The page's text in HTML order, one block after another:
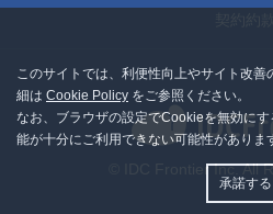
このサイトでは、利便性向上やサイト改
細は Cookie Policy をご参照ください。
なお、ブラウザの設定でCookieを無効に
能が十分にご利用できない可能性がありま
承諾する
© IDC Frontier Inc. All